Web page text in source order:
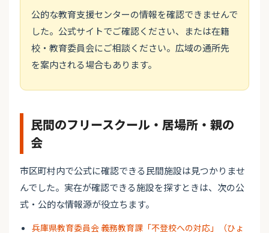
公的な教育支援センターの情報を確認できませんで
した。公式サイトでご確認ください、または在籍
校・教育委員会にご相談ください。広域の通所先
を案内される場合もあります。
民間のフリースクール・居場所・親の
会
市区町村内で公式に確認できる民間施設は見つかりませ
んでした。実在が確認できる施設を探すときは、次の公
式・公的な情報源が役立ちます。
兵庫県教育委員会 義務教育課「不登校への対応」（ひょ